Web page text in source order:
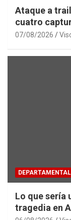
Ataque a
cuatro
07/08/2026
Lo que sería
tragedia en